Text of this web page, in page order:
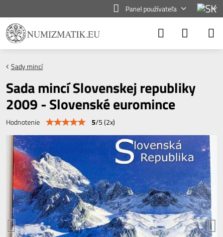
Panel používateľa
Sady mincí
Sada mincí Slovenskej republiky
2009 - Slovenské euromince
Hodnotenie 5/5(2x)